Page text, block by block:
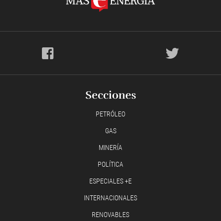
Secciones
PETRÓLEO
GAS
MINERÍA
POLÍTICA
ESPECIALES +E
INTERNACIONALES
RENOVABLES